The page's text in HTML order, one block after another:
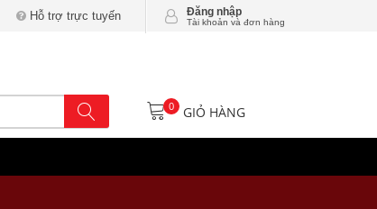
Hỗ trợ trực tuyến Đăng nhập
Tài khoản và đơn hàng
0 GIỎ HÀNG